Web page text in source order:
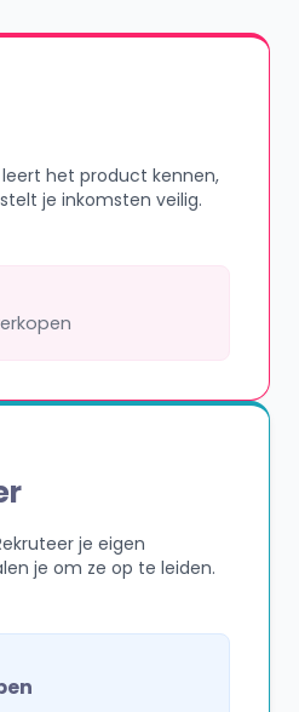
het product kennen,
je inkomsten veilig.
je eigen
je om ze op te leiden.